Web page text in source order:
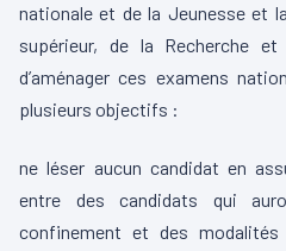
nationale et de la Jeunesse et
supérieur, de la Recherche
d’aménager ces examens
plusieurs objectifs :
ne léser aucun candidat en
entre des candidats qui
confinement et des